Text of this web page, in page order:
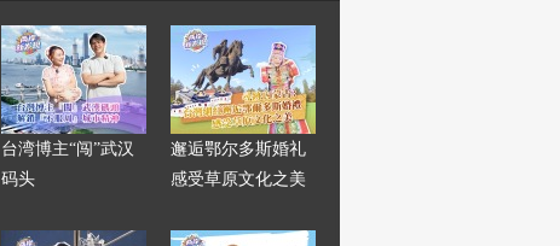
台湾博主“闯”武汉
码头
邂逅鄂尔多斯婚礼
感受草原文化之美